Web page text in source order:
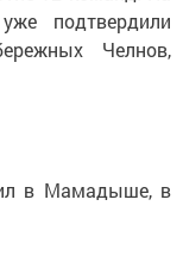
подтвердили
Челнов,
в Мамадыше, в